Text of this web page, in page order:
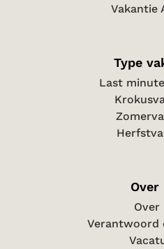
Vakantie
Type
Last
Over
Over
Verantwoord